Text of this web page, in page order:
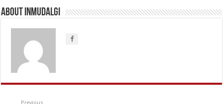
About inmudalgi
Previous